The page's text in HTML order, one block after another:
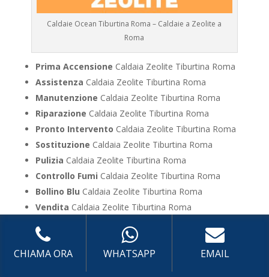
Caldaie Ocean Tiburtina Roma – Caldaie a Zeolite a
Roma
Prima Accensione Caldaia Zeolite Tiburtina Roma
Assistenza Caldaia Zeolite Tiburtina Roma
Manutenzione Caldaia Zeolite Tiburtina Roma
Riparazione Caldaia Zeolite Tiburtina Roma
Pronto Intervento Caldaia Zeolite Tiburtina Roma
Sostituzione Caldaia Zeolite Tiburtina Roma
Pulizia Caldaia Zeolite Tiburtina Roma
Controllo Fumi Caldaia Zeolite Tiburtina Roma
Bollino Blu Caldaia Zeolite Tiburtina Roma
Vendita Caldaia Zeolite Tiburtina Roma
UTILIZZA IL FORM PER RICHIEDERE ASSISTENZA PER
CHIAMA ORA WHATSAPP EMAIL